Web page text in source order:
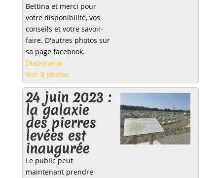
Bettina et merci pour
votre disponibilité, vos
conseils et votre savoir-
faire. D'autres photos sur
sa page facebook.
Diaporama
Voir 8 photos
24 juin 2023 :
la galaxie
des pierres
levées est
inaugurée
Le public peut
maintenant prendre